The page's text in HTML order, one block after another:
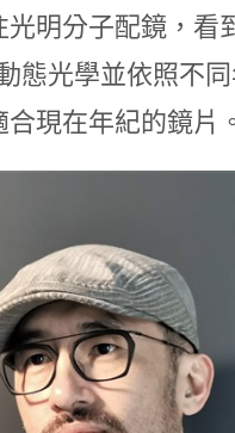
明分子配鏡，看
態光學並依照不
現在年紀的鏡片